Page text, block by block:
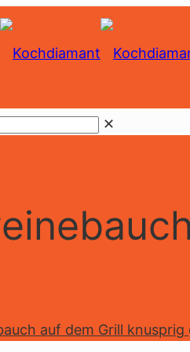
✕
auf dem Grill knusprig